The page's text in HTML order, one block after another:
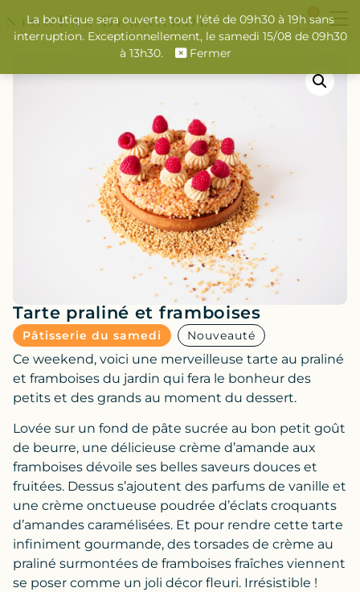
Tarte praliné et framboises
Pâtisserie du samedi Nouveauté
Ce weekend, voici une merveilleuse tarte au praliné
et framboises du jardin qui fera le bonheur des
petits et des grands au moment du dessert.
Lovée sur un fond de pâte sucrée au bon petit goût
de beurre, une délicieuse crème d’amande aux
framboises dévoile ses belles saveurs douces et
fruitées. Dessus s’ajoutent des parfums de vanille et
une crème onctueuse poudrée d’éclats croquants
d’amandes caramélisées. Et pour rendre cette tarte
infiniment gourmande, des torsades de crème au
praliné surmontées de framboises fraîches viennent
se poser comme un joli décor fleuri. Irrésistible !
La boutique sera ouverte tout l'été de 09h30 à 19h sans
interruption. Exceptionnellement, le samedi 15/08 de 09h30
à 13h30.
Fermer